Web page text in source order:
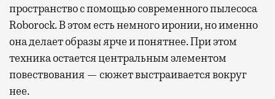
пространство с помощью современного пылесоса
Roborock. В этом есть немного иронии, но именно
она делает образы ярче и понятнее. При этом
техника остается центральным элементом
повествования — сюжет выстраивается вокруг
нее.